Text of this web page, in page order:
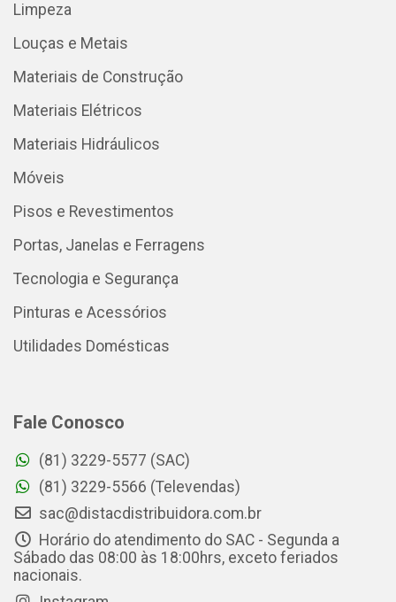
Limpeza
Louças e Metais
Materiais de Construção
Materiais Elétricos
Materiais Hidráulicos
Móveis
Pisos e Revestimentos
Portas, Janelas e Ferragens
Tecnologia e Segurança
Pinturas e Acessórios
Utilidades Domésticas
Fale Conosco
(81) 3229-5577 (SAC)
(81) 3229-5566 (Televendas)
sac@distacdistribuidora.com.br
Horário do atendimento do SAC - Segunda a
Sábado das 08:00 às 18:00hrs, exceto feriados
nacionais.